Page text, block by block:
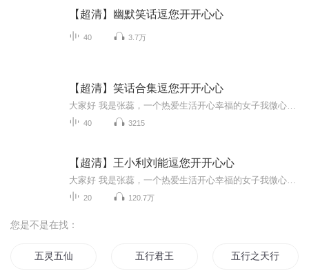
【超清】幽默笑话逗您开开心心
40 3.7万
【超清】笑话合集逗您开开心心
40 3215
【超清】王小利刘能逗您开开心心
20 120.7万
您是不是在找：
五灵五仙 五行君王 五行之天行者